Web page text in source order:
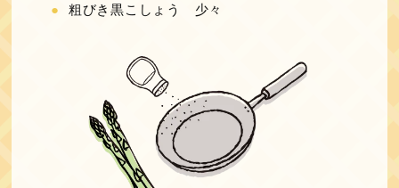
粗びき黒こしょう 少々